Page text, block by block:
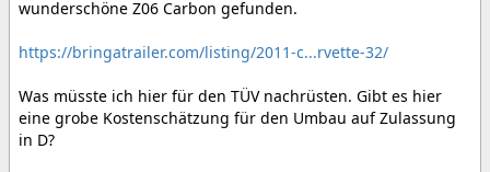
wunderschöne Z06 Carbon gefunden.
https://bringatrailer.com/listing/2011-c...rvette-32/
Was müsste ich hier für den TÜV nachrüsten. Gibt es hier
eine grobe Kostenschätzung für den Umbau auf Zulassung
in D?